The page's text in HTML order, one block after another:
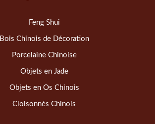
Feng Shui
Bois Chinois de Décoration
Porcelaine Chinoise
Objets en Jade
Objets en Os Chinois
Cloisonnés Chinois